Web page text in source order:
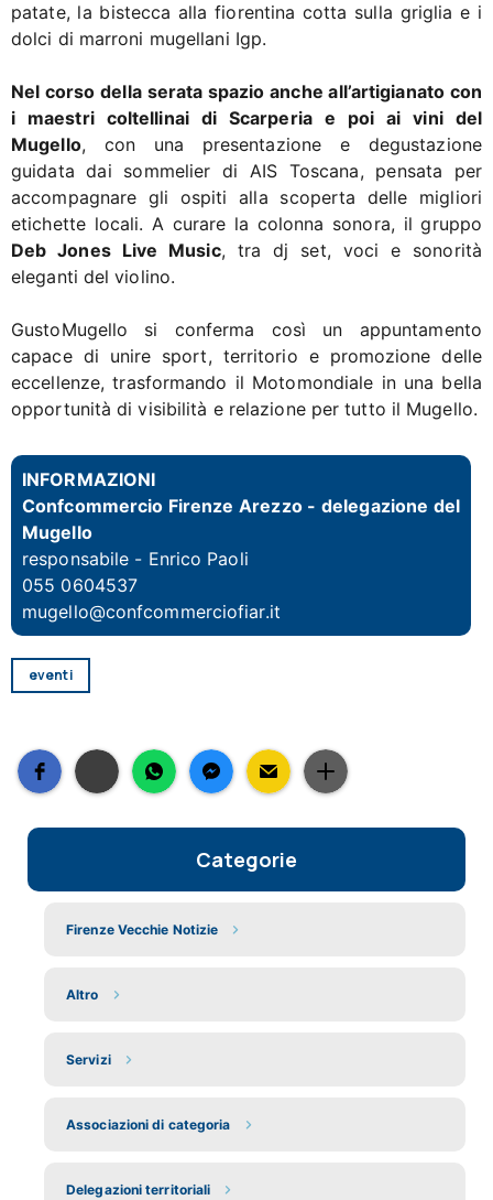
patate, la bistecca alla fiorentina cotta sulla griglia e i
dolci di marroni mugellani Igp.
Nel corso della serata spazio anche all’artigianato con
i maestri coltellinai di Scarperia e poi ai vini del
Mugello, con una presentazione e degustazione
guidata dai sommelier di AIS Toscana, pensata per
accompagnare gli ospiti alla scoperta delle migliori
etichette locali. A curare la colonna sonora, il gruppo
Deb Jones Live Music, tra dj set, voci e sonorità
eleganti del violino.
GustoMugello si conferma così un appuntamento
capace di unire sport, territorio e promozione delle
eccellenze, trasformando il Motomondiale in una bella
opportunità di visibilità e relazione per tutto il Mugello.
INFORMAZIONI
Confcommercio Firenze Arezzo - delegazione del
Mugello
responsabile - Enrico Paoli
055 0604537
mugello@confcommerciofiar.it
eventi
Categorie
Firenze Vecchie Notizie
Altro
Servizi
Associazioni di categoria
Delegazioni territoriali